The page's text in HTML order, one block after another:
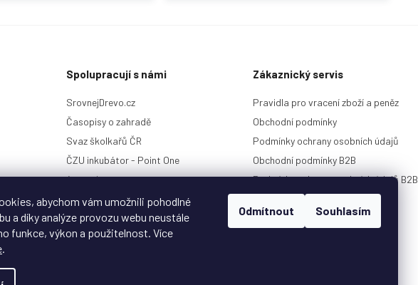
abychom vám umožnili pohodlné
a díky analýze provozu webu neustále
funkce, výkon a použitelnost. Více
.
Odmítnout Souhlasím
p
Spolupracují s námi
SrovnejDrevo.cz
Časopisy o zahradě
Svaz školkařů ČR
ČZU inkubátor - Point One
4camping.cz
Zákaznický servis
Pravidla pro vracení zboží a peněz
Obchodní podmínky
Podmínky ochrany osobních údajů
Obchodní podmínky B2B
Podmínky ochrany osobních údajů B2B
Kontakt a historie